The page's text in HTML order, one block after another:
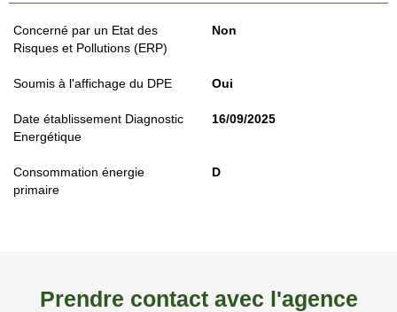
Concerné par un Etat des
Risques et Pollutions (ERP)
Non
Soumis à l'affichage du DPE Oui
Date établissement Diagnostic
Energétique
16/09/2025
Consommation énergie
primaire
D
Prendre contact avec l'agence